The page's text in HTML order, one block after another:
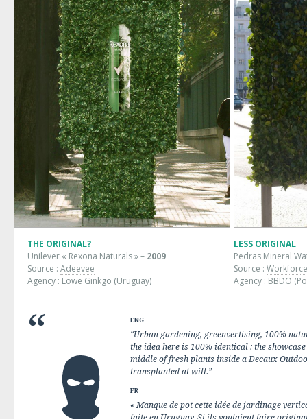
THE ORIGINAL?
Unilever « Rexona Naturals » – 2009
Source : Adeevee
Agency : Lowe Ginkgo (Uruguay)
LESS ORIGINAL
Pedras Mineral
Source : Workforce
Agency : BBDO
ENG
“Urban gardening, greenvertising, 100%
the idea here is 100% identical : the
middle of fresh plants inside a Decaux
transplanted at will.”
FR
« Manque de pot cette idée de jardinage